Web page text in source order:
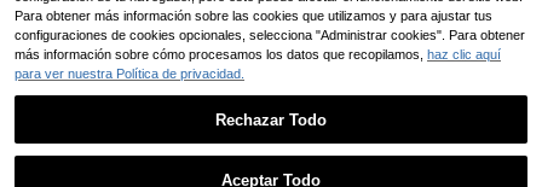
1
Para obtener más información sobre las cookies que utilizamos y para ajustar tus
configuraciones de cookies opcionales, selecciona "Administrar cookies". Para obtener
más información sobre cómo procesamos los datos que recopilamos, haz clic aquí
para ver nuestra Política de privacidad.
Rechazar Todo
Aceptar Todo